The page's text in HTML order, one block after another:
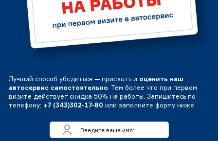
Лучший способ убедиться — приехать и оценить наш
автосервис самостоятельно . Тем более что при первом
визите действует скидка 50% на работы. Запишитесь по
телефону: +7 (343)302-17-80 или заполните форму ниже